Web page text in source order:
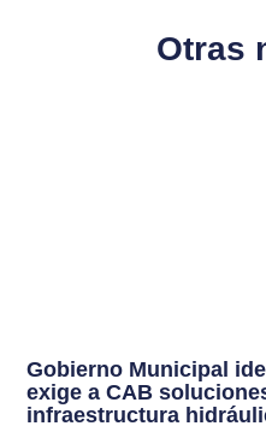
Otras
Gobierno Municipal
exige a CAB
infraestructura